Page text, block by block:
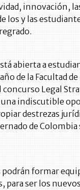
innovación,
los y las
abierta a
de la Facultad
Legal
indiscutible
destrezas
de Colombia
formar
para ser los